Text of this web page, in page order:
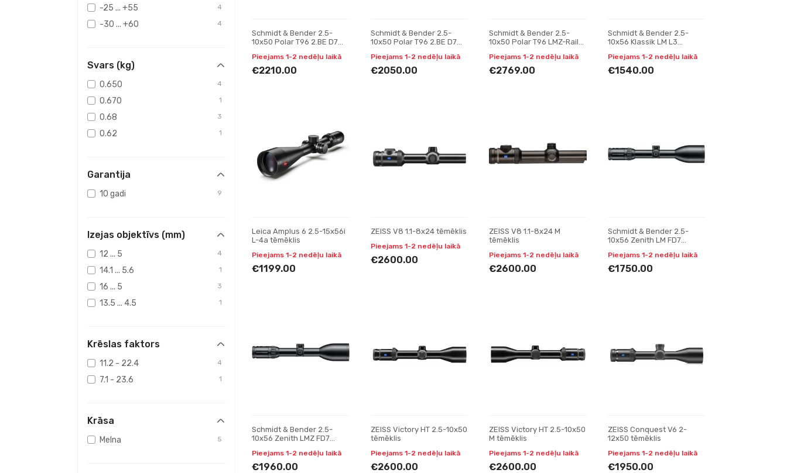
-25 ... +55 4
-30 ... +60 4
Svars (kg)
0.650 4
0.670 1
0.68 3
0.62 1
Garantija
10 gadi 9
Izejas objektīvs (mm)
12 ... 5 4
14.1 ... 5.6 1
16 ... 5 3
13.5 ... 4.5 1
Krēslas faktors
11.2 - 22.4 4
7.1 - 23.6 1
Krāsa
Melna 5
Schmidt & Bender 2.5-
10x50 Polar T96 2.BE D7
tēmēklis
Pieejams 1-2 nedēļu laikā
€2210.00
Schmidt & Bender 2.5-
10x50 Polar T96 2.BE D7
Pieejams 1-2 nedēļu laikā
€2050.00
Schmidt & Bender 2.5-
10x50 Polar T96 LMZ-Rail
BDC H tēmēklis
Pieejams 1-2 nedēļu laikā
€2769.00
Schmidt & Bender 2.5-
10x56 Klassik LM L3
Pieejams 1-2 nedēļu laikā
€1540.00
Leica Amplus 6 2.5-15x56i
L-4a tēmēklis
Pieejams 1-2 nedēļu laikā
€1199.00
ZEISS V8 1.1-8x24 tēmēklis
Pieejams 1-2 nedēļu laikā
€2600.00
ZEISS V8 1.1-8x24 M
tēmēklis
Pieejams 1-2 nedēļu laikā
€2600.00
Schmidt & Bender 2.5-
10x56 Zenith LM FD7
Pieejams 1-2 nedēļu laikā
€1750.00
Schmidt & Bender 2.5-
10x56 Zenith LMZ FD7
Pieejams 1-2 nedēļu laikā
€1960.00
ZEISS Victory HT 2.5-10x50
tēmēklis
Pieejams 1-2 nedēļu laikā
€2600.00
ZEISS Victory HT 2.5-10x50
M tēmēklis
Pieejams 1-2 nedēļu laikā
€2600.00
ZEISS Conquest V6 2-
12x50 tēmēklis
Pieejams 1-2 nedēļu laikā
€1950.00